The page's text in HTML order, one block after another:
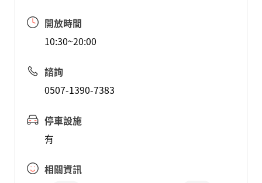
開放時間
10:30~20:00
諮詢
0507-1390-7383
停車設施
有
相關資訊